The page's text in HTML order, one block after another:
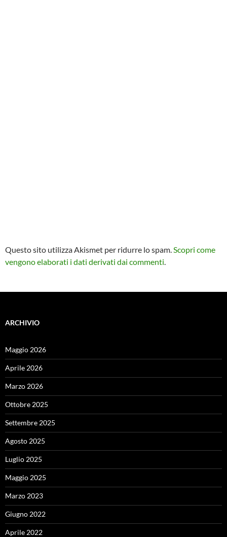
Questo sito utilizza Akismet per ridurre lo spam.Scopri come
vengono elaborati i dati derivati dai commenti.
ARCHIVIO
Maggio 2026
Aprile 2026
Marzo 2026
Ottobre 2025
Settembre 2025
Agosto 2025
Luglio 2025
Maggio 2025
Marzo 2023
Giugno 2022
Aprile 2022